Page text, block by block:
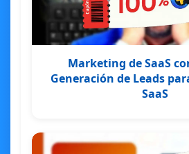
Marketing de SaaS
Generación de Leads
SaaS